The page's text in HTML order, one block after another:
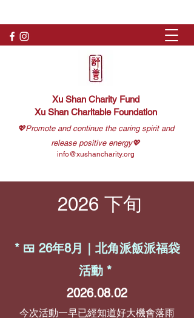
Xu Shan Charity Fund
Xu Shan Charitable Foundation
💖Promote and continue the caring spirit and
release positive energy💖
info@xushancharity.org
2026 下旬
* 🍱 26年8月｜北角派飯派福袋
活動 *
2026.08.02
今次活動一早已經知道好大機會落雨